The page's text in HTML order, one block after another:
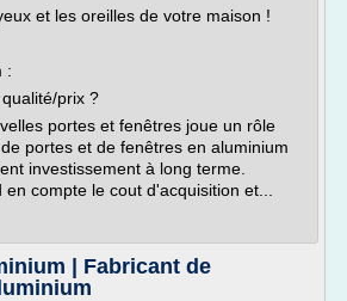
et les oreilles de votre maison !
:
prix ?
portes et fenêtres joue un rôle
portes et de fenêtres en aluminium
investissement à long terme.
compte le cout d'acquisition et...
| Fabricant de